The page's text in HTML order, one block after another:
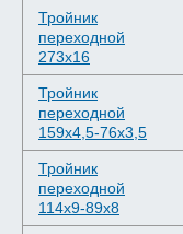
Тройник
переходной
273х16
Тройник
переходной
159х4,5-76х3,5
Тройник
переходной
114х9-89х8